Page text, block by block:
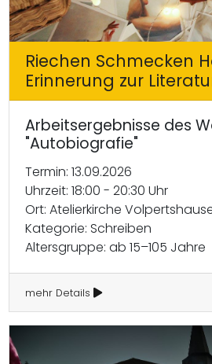
Riechen Schmecken
Erinnerung zur
Arbeitsergebnisse des
"Autobiografie"
Termin: 13.09.2026
Uhrzeit: 18:00 - 20:30 Uhr
Ort: Atelierkirche
Kategorie: Schreiben
Altersgruppe: ab 15–105 Jahre
mehr Details